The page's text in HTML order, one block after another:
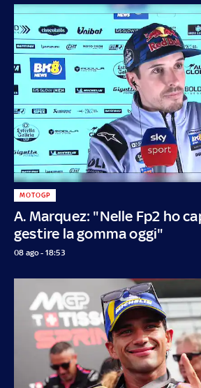
A. Marquez: "Nelle Fp2 ho
gestire la gomma oggi"
MOTOGP
08 ago - 18:53